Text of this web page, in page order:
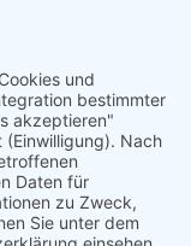
Impressum